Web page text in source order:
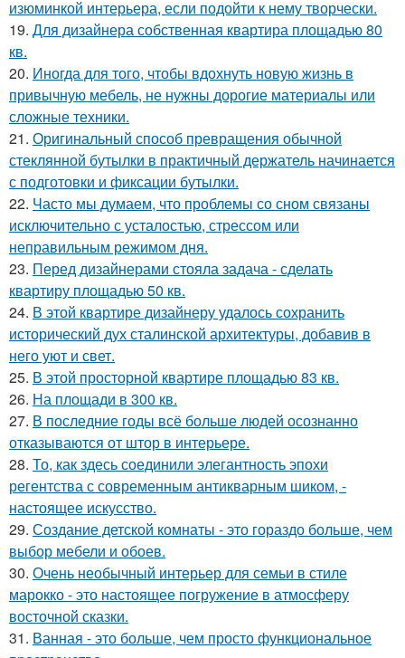
изюминкой интерьера, если подойти к нему творчески.
19. Для дизайнера собственная квартира площадью 80
кв.
20. Иногда для того, чтобы вдохнуть новую жизнь в
привычную мебель, не нужны дорогие материалы или
сложные техники.
21. Оригинальный способ превращения обычной
стеклянной бутылки в практичный держатель начинается
с подготовки и фиксации бутылки.
22. Часто мы думаем, что проблемы со сном связаны
исключительно с усталостью, стрессом или
неправильным режимом дня.
23. Перед дизайнерами стояла задача - сделать
квартиру площадью 50 кв.
24. В этой квартире дизайнеру удалось сохранить
исторический дух сталинской архитектуры, добавив в
него уют и свет.
25. В этой просторной квартире площадью 83 кв.
26. На площади в 300 кв.
27. В последние годы всё больше людей осознанно
отказываются от штор в интерьере.
28. То, как здесь соединили элегантность эпохи
регентства с современным антикварным шиком, -
настоящее искусство.
29. Создание детской комнаты - это гораздо больше, чем
выбор мебели и обоев.
30. Очень необычный интерьер для семьи в стиле
марокко - это настоящее погружение в атмосферу
восточной сказки.
31. Ванная - это больше, чем просто функциональное